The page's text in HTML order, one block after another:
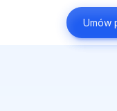
Umów
Umów